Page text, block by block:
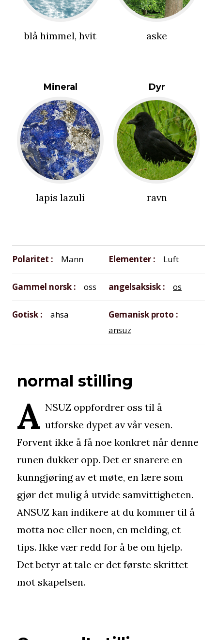
blå himmel, hvit aske
Mineral
lapis lazuli
Dyr
ravn
Polaritet Mann Elementer Luft
Gammel norsk oss angelsaksisk os
Gotisk ahsa
Gemanisk proto
ansuz
normal stilling
A NSUZ oppfordrer oss til å
utforske dypet av vår vesen.
Forvent ikke å få noe konkret når denne
runen dukker opp. Det er snarere en
kunngjøring av et møte, en lære som
gjør det mulig å utvide samvittigheten.
ANSUZ kan indikere at du kommer til å
motta noe eller noen, en melding, et
tips. Ikke vær redd for å be om hjelp.
Det betyr at tale er det første skrittet
mot skapelsen.